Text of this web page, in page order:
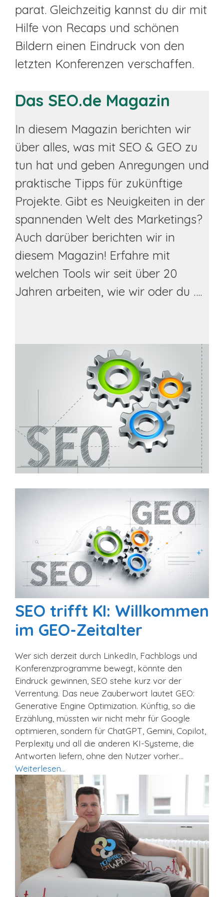
parat. Gleichzeitig kannst du dir mit
Hilfe von Recaps und schönen
Bildern einen Eindruck von den
letzten Konferenzen verschaffen.
Das SEO.de Magazin
In diesem Magazin berichten wir
über alles, was mit SEO & GEO zu
tun hat und geben Anregungen und
praktische Tipps für zukünftige
Projekte. Gibt es Neuigkeiten in der
spannenden Welt des Marketings?
Auch darüber berichten wir in
diesem Magazin! Erfahre mit
welchen Tools wir seit über 20
Jahren arbeiten, wie wir oder du ….
SEO trifft KI: Willkommen
im GEO-Zeitalter
Wer sich derzeit durch LinkedIn, Fachblogs und
Konferenzprogramme bewegt, könnte den
Eindruck gewinnen, SEO stehe kurz vor der
Verrentung. Das neue Zauberwort lautet GEO:
Generative Engine Optimization. Künftig, so die
Erzählung, müssten wir nicht mehr für Google
optimieren, sondern für ChatGPT, Gemini, Copilot,
Perplexity und all die anderen KI-Systeme, die
Antworten liefern, ohne den Nutzer vorher…
Weiterlesen…